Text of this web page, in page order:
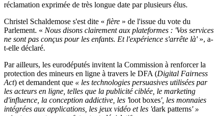
réclamation exprimée de très longue date par plusieurs élus.
Christel Schaldemose s'est dite « fière » de l'issue du vote du
Parlement. « Nous disons clairement aux plateformes : 'Vos services
ne sont pas conçus pour les enfants. Et l'expérience s'arrête là' », a-
t-elle déclaré.
Par ailleurs, les eurodéputés invitent la Commission à renforcer la
protection des mineurs en ligne à travers le DFA (Digital Fairness
Act) et demandent que « les technologies persuasives utilisées par
les acteurs en ligne, telles que la publicité ciblée, le marketing
d'influence, la conception addictive, les 'loot boxes', les monnaies
intégrées aux applications, les jeux vidéo et les 'dark patterns' »